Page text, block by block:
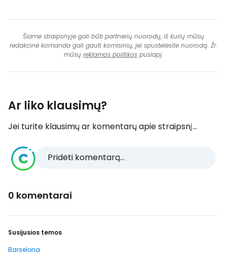
Šiame straipsnyje gali būti partnerių nuorodų, iš kurių mūsų
redakcinė komanda gali gauti komisinių, jei spustelėsite nuorodą. Žr.
mūsų reklamos politikos puslapį.
Ar liko klausimų?
Jei turite klausimų ar komentarų apie straipsnį...
Pridėti komentarą...
0 komentarai
Susijusios temos
Barselona